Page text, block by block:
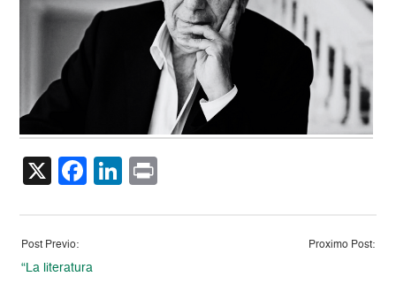
X Facebook
LinkedIn
Post Previo:
“La literatura
Proximo Post: